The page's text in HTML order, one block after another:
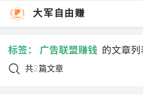
大军自由赚
标签： 广告联盟赚钱 的文章列
共2篇文章